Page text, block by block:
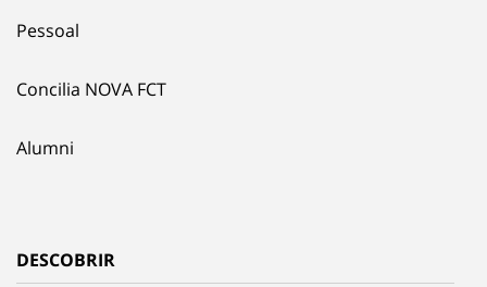
Pessoal
Concilia NOVA FCT
Alumni
DESCOBRIR